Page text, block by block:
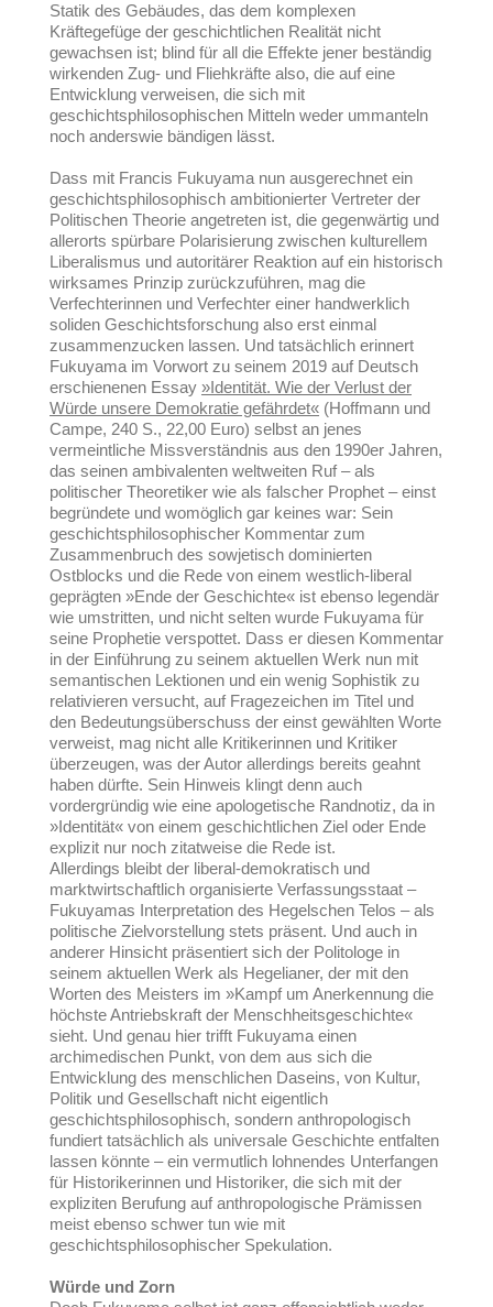
Statik des Gebäudes, das dem komplexen
Kräftegefüge der geschichtlichen Realität nicht
gewachsen ist; blind für all die Effekte jener beständig
wirkenden Zug- und Fliehkräfte also, die auf eine
Entwicklung verweisen, die sich mit
geschichtsphilosophischen Mitteln weder ummanteln
noch anderswie bändigen lässt.
Dass mit Francis Fukuyama nun ausgerechnet ein
geschichtsphilosophisch ambitionierter Vertreter der
Politischen Theorie angetreten ist, die gegenwärtig und
allerorts spürbare Polarisierung zwischen kulturellem
Liberalismus und autoritärer Reaktion auf ein historisch
wirksames Prinzip zurückzuführen, mag die
Verfechterinnen und Verfechter einer handwerklich
soliden Geschichtsforschung also erst einmal
zusammenzucken lassen. Und tatsächlich erinnert
Fukuyama im Vorwort zu seinem 2019 auf Deutsch
erschienenen Essay »Identität. Wie der Verlust der
Würde unsere Demokratie gefährdet« (Hoffmann und
Campe, 240 S., 22,00 Euro) selbst an jenes
vermeintliche Missverständnis aus den 1990er Jahren,
das seinen ambivalenten weltweiten Ruf – als
politischer Theoretiker wie als falscher Prophet – einst
begründete und womöglich gar keines war: Sein
geschichtsphilosophischer Kommentar zum
Zusammenbruch des sowjetisch dominierten
Ostblocks und die Rede von einem westlich-liberal
geprägten »Ende der Geschichte« ist ebenso legendär
wie umstritten, und nicht selten wurde Fukuyama für
seine Prophetie verspottet. Dass er diesen Kommentar
in der Einführung zu seinem aktuellen Werk nun mit
semantischen Lektionen und ein wenig Sophistik zu
relativieren versucht, auf Fragezeichen im Titel und
den Bedeutungsüberschuss der einst gewählten Worte
verweist, mag nicht alle Kritikerinnen und Kritiker
überzeugen, was der Autor allerdings bereits geahnt
haben dürfte. Sein Hinweis klingt denn auch
vordergründig wie eine apologetische Randnotiz, da in
»Identität« von einem geschichtlichen Ziel oder Ende
explizit nur noch zitatweise die Rede ist.
Allerdings bleibt der liberal-demokratisch und
marktwirtschaftlich organisierte Verfassungsstaat –
Fukuyamas Interpretation des Hegelschen Telos – als
politische Zielvorstellung stets präsent. Und auch in
anderer Hinsicht präsentiert sich der Politologe in
seinem aktuellen Werk als Hegelianer, der mit den
Worten des Meisters im »Kampf um Anerkennung die
höchste Antriebskraft der Menschheitsgeschichte«
sieht. Und genau hier trifft Fukuyama einen
archimedischen Punkt, von dem aus sich die
Entwicklung des menschlichen Daseins, von Kultur,
Politik und Gesellschaft nicht eigentlich
geschichtsphilosophisch, sondern anthropologisch
fundiert tatsächlich als universale Geschichte entfalten
lassen könnte – ein vermutlich lohnendes Unterfangen
für Historikerinnen und Historiker, die sich mit der
expliziten Berufung auf anthropologische Prämissen
meist ebenso schwer tun wie mit
geschichtsphilosophischer Spekulation.
Würde und Zorn